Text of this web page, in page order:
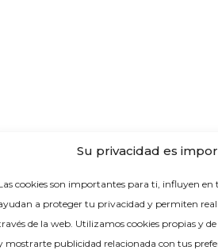
Su privacidad es
cookies son importantes para ti, influyen en
a proteger tu privacidad y permiten
de la web. Utilizamos cookies propias y
mostrarte publicidad relacionada con tus